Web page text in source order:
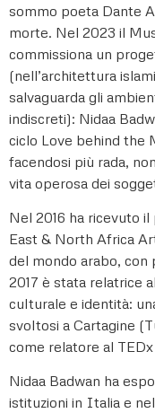
sommo poeta Dante
morte. Nel 2023 il
commissiona un
(nell’architettura
salvaguarda gli
indiscreti): Nidaa
ciclo Love behind the
facendosi più rada,
vita operosa dei
Nel 2016 ha ricevuto
East & North Africa
del mondo arabo, con
2017 è stata relatrice
culturale e identità:
svoltosi a Cartagine
come relatore al
Nidaa Badwan ha
istituzioni in Italia e